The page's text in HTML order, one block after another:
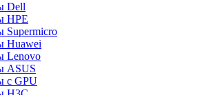
Dell
HPE
Supermicro
Huawei
Lenovo
ASUS
c GPU